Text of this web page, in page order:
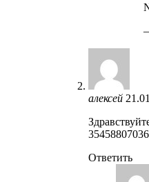
алексей
Ответить